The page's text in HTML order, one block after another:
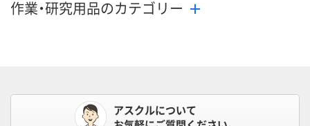
作業・研究用品のカテゴリー
アスクルについて